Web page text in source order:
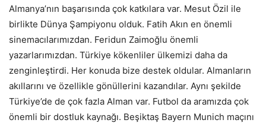
Almanya’nın başarısında çok katkılara var. Mesut Özil ile
birlikte Dünya Şampiyonu olduk. Fatih Akın en önemli
sinemacılarımızdan. Feridun Zaimoğlu önemli
yazarlarımızdan. Türkiye kökenliler ülkemizi daha da
zenginleştirdi. Her konuda bize destek oldular. Almanların
akıllarını ve özellikle gönüllerini kazandılar. Aynı şekilde
Türkiye’de de çok fazla Alman var. Futbol da aramızda çok
önemli bir dostluk kaynağı. Beşiktaş Bayern Munich maçını